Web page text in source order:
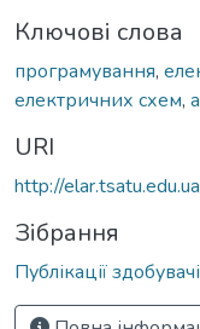
Ключові слова
програмування,
електричних схем,
URI
http://
Зібрання
Публікації